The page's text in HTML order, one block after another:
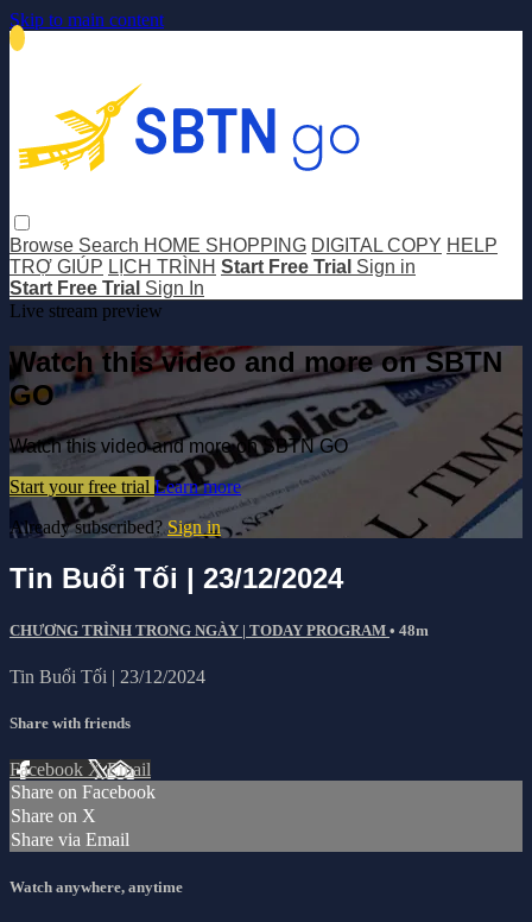
Skip to main content
Browse Search HOME SHOPPING DIGITAL COPY HELP
TRỢ GIÚP LỊCH TRÌNH Start Free Trial Sign in
Start Free Trial Sign In
Live stream preview
Watch this video and more on SBTN
GO
Watch this video and more on SBTN GO
Start your free trial Learn more
Already subscribed?Sign in
Tin Buổi Tối | 23/12/2024
CHƯƠNG TRÌNH TRONG NGÀY | TODAY PROGRAM • 48m
Tin Buổi Tối | 23/12/2024
Share with friends
Facebook XEmail
Share on Facebook
Share on X
Share via Email
Watch anywhere, anytime